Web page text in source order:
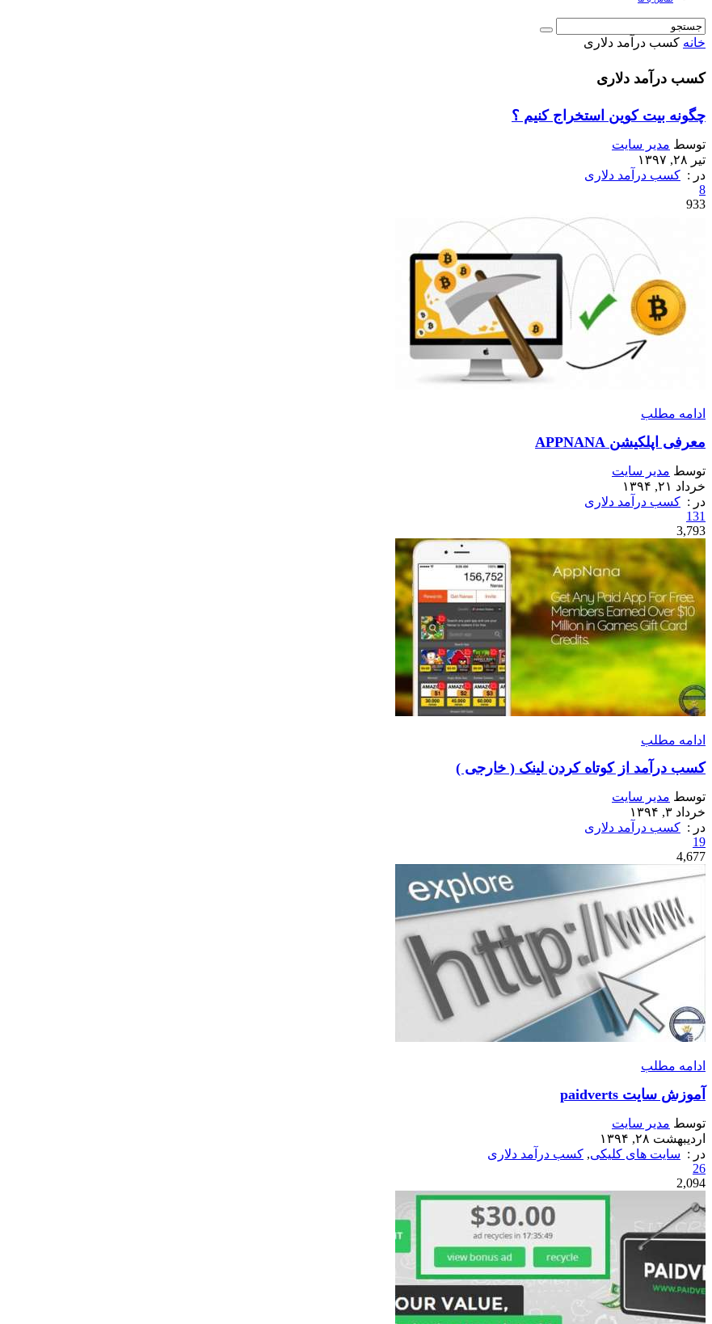
خانه کسب درآمد دلاری
کسب درآمد دلاری
چگونه بیت کوین استخراج کنیم ؟
توسط مدیر سایت
تیر ۲۸, ۱۳۹۷
در : کسب درآمد دلاری
8
933
ادامه مطلب
معرفی اپلکیشن APPNANA
توسط مدیر سایت
خرداد ۲۱, ۱۳۹۴
در : کسب درآمد دلاری
131
3,793
ادامه مطلب
کسب درآمد از کوتاه کردن لینک ( خارجی )
توسط مدیر سایت
خرداد ۳, ۱۳۹۴
در : کسب درآمد دلاری
19
4,677
ادامه مطلب
آموزش سایت paidverts
توسط مدیر سایت
اردیبهشت ۲۸, ۱۳۹۴
در : سایت های کلیکی, کسب درآمد دلاری
26
2,094